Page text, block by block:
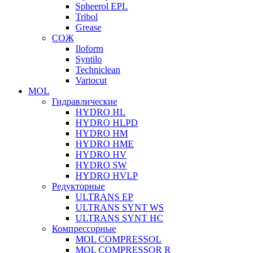
Spheerol EPL
Tribol
Grease
СОЖ
Iloform
Syntilo
Techniclean
Variocut
MOL
Гидравлические
HYDRO HL
HYDRO HLPD
HYDRO HM
HYDRO HME
HYDRO HV
HYDRO SW
HYDRO HVLP
Редукторные
ULTRANS EP
ULTRANS SYNT WS
ULTRANS SYNT HC
Компрессорные
MOL COMPRESSOL
MOL COMPRESSOR R